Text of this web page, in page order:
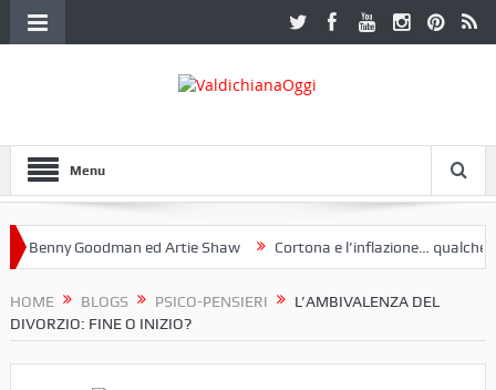
Menu
Goodman ed Artie Shaw Cortona e l’inflazione… qualche
HOME BLOGS PSICO-PENSIERI
L’AMBIVALENZA DEL
DIVORZIO: FINE O INIZIO?